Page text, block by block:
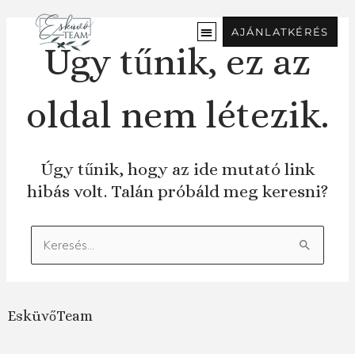
tartalomra
AJÁNLATKÉRÉS
Úgy tűnik, ez az
oldal nem létezik.
Úgy tűnik, hogy az ide mutató link
hibás volt. Talán próbáld meg keresni?
Keresés:
EsküvőTeam